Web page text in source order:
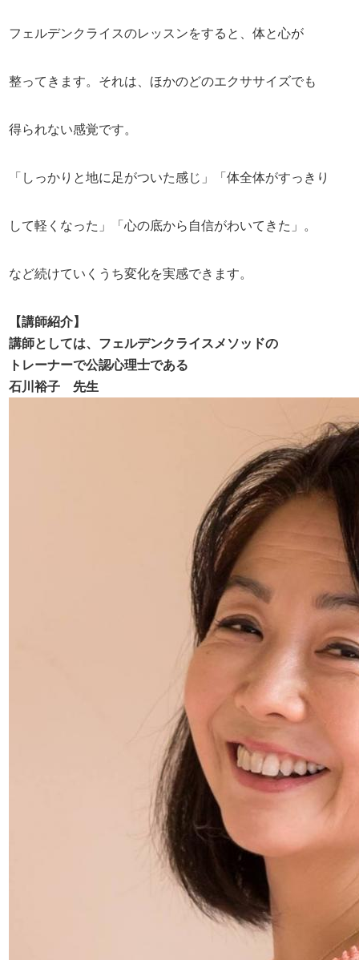
フェルデンクライスのレッスンをすると、体と心が
整ってきます。それは、ほかのどのエクササイズでも
得られない感覚です。
「しっかりと地に足がついた感じ」「体全体がすっきり
して軽くなった」「心の底から自信がわいてきた」。
など続けていくうち変化を実感できます。
【講師紹介】
講師としては、フェルデンクライスメソッドの
トレーナーで公認心理士である
石川裕子 先生